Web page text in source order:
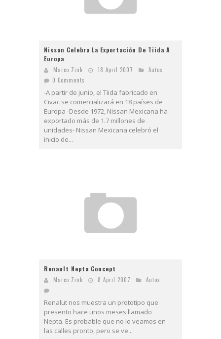
Nissan Celebra La Exportación De Tiida A
Europa
Marco Zink 18 April 2007
Autos
0 Comments
-A partir de junio, el Tiida fabricado en
Civac se comercializará en 18 países de
Europa -Desde 1972, Nissan Mexicana ha
exportado más de 1.7 millones de
unidades- Nissan Mexicana celebró el
inicio de...
Renault Nepta Concept
Marco Zink 8 April 2007 Autos
Renalut nos muestra un prototipo que
presento hace unos meses llamado
Nepta. Es probable que no lo veamos en
las calles pronto, pero se ve...